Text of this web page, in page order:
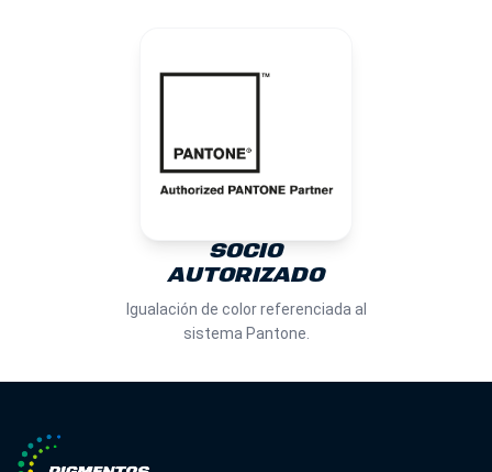
SOCIO
AUTORIZADO
Igualación de color referenciada al
sistema Pantone.